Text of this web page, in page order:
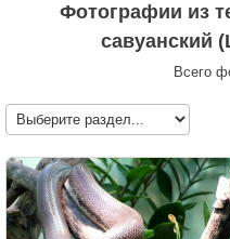
Фотографии из темы: Питон водяной
савуанский
Всего